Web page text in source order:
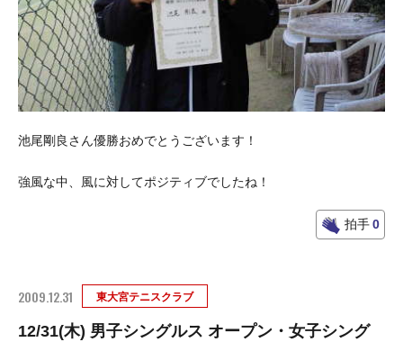
池尾剛良さん優勝おめでとうございます！
強風な中、風に対してポジティブでしたね！
拍手0
2009.12.31 東大宮テニスクラブ
12/31(木) 男子シングルス オープン・女子シング